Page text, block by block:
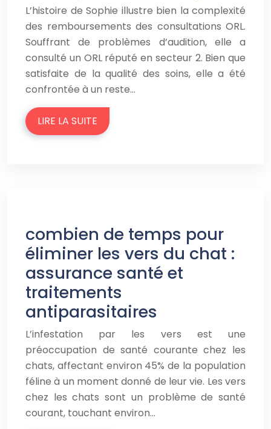
L’histoire de Sophie illustre bien la complexité
des remboursements des consultations ORL.
Souffrant de problèmes d’audition, elle a
consulté un ORL réputé en secteur 2. Bien que
satisfaite de la qualité des soins, elle a été
confrontée à un reste…
LIRE LA SUITE
combien de temps pour
éliminer les vers du chat :
assurance santé et
traitements
antiparasitaires
L’infestation par les vers est une
préoccupation de santé courante chez les
chats, affectant environ 45% de la population
féline à un moment donné de leur vie. Les vers
chez les chats sont un problème de santé
courant, touchant environ…